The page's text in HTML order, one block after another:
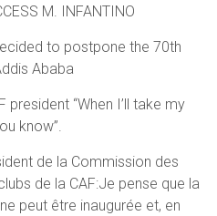
M. INFANTINO
to postpone the 70th
Ababa
president “When I’ll take my
know”.
de la Commission des
de la CAF:Je pense que la
peut être inaugurée et, en